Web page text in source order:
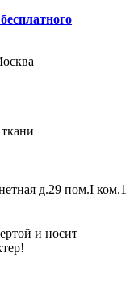
д.29 пом.I ком.1
и носит